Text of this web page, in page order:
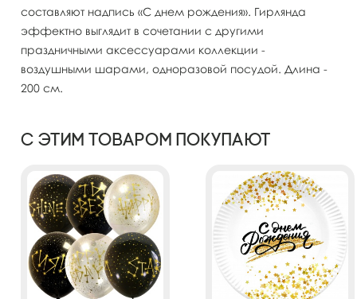
составляют надпись «С днем рождения». Гирлянда
эффектно выглядит в сочетании с другими
праздничными аксессуарами коллекции -
воздушными шарами, одноразовой посудой. Длина -
200 см.
С этим товаром покупают